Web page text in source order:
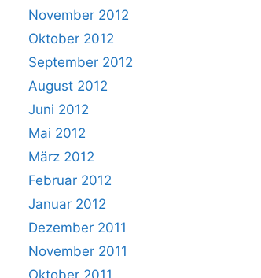
November 2012
Oktober 2012
September 2012
August 2012
Juni 2012
Mai 2012
März 2012
Februar 2012
Januar 2012
Dezember 2011
November 2011
Oktober 2011